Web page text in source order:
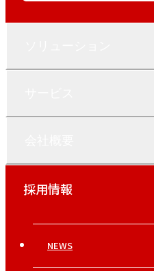
採用情報
NEWS